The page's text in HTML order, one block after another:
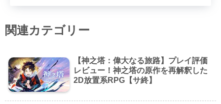
関連カテゴリー
【神之塔：偉大なる旅路】プレイ評価
レビュー！神之塔の原作を再解釈した
2D放置系RPG【サ終】